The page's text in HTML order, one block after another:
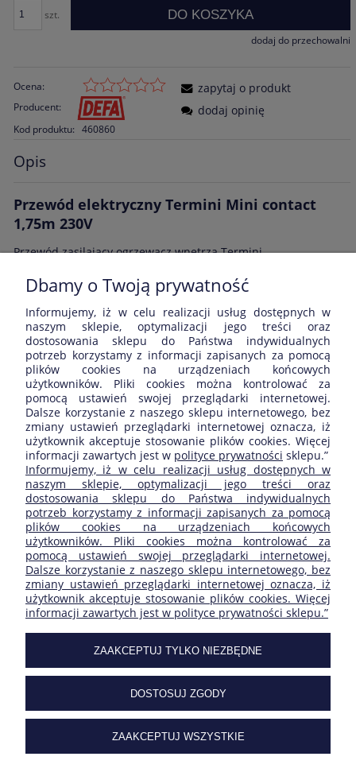
szt. DO KOSZYKA
dodaj do przechowalni
Ocena:
Producent:
Kod produktu: 460860
zapytaj o produkt
dodaj opinię
Opis
Przewód elektryczny Termini Mini contact
1,75m 230V
Przewód zasilający ogrzewacz wnętrza Termini.
Opinie o produkcie (0)
Wyświetlane są wszystkie opinie (pozytywne i negatywne). Nie
weryfikujemy, czy pochodzą one od klientów, którzy kupili dany
produkt.
ZAKUPY
POMOC
MOJE KONTO
INFORMACJE
SKLEP FIRMY:
| ul. Ogrodowa 27/29 | 05-092 Łomianki | Masovian
Voivodeship | tel.227517506| e-mail:sklep@carclimat.pl| NIP:
Dbamy o Twoją prywatność
Informujemy, iż w celu realizacji usług dostępnych w
naszym sklepie, optymalizacji jego treści oraz
dostosowania sklepu do Państwa indywidualnych
potrzeb korzystamy z informacji zapisanych za pomocą
plików cookies na urządzeniach końcowych
użytkowników. Pliki cookies można kontrolować za
pomocą ustawień swojej przeglądarki internetowej.
Dalsze korzystanie z naszego sklepu internetowego, bez
zmiany ustawień przeglądarki internetowej oznacza, iż
użytkownik akceptuje stosowanie plików cookies. Więcej
informacji zawartych jest w polityce prywatności sklepu.”
Informujemy, iż w celu realizacji usług dostępnych w
naszym sklepie, optymalizacji jego treści oraz
dostosowania sklepu do Państwa indywidualnych
potrzeb korzystamy z informacji zapisanych za pomocą
plików cookies na urządzeniach końcowych
użytkowników. Pliki cookies można kontrolować za
pomocą ustawień swojej przeglądarki internetowej.
Dalsze korzystanie z naszego sklepu internetowego, bez
zmiany ustawień przeglądarki internetowej oznacza, iż
użytkownik akceptuje stosowanie plików cookies. Więcej
informacji zawartych jest w polityce prywatności sklepu.”
ZAAKCEPTUJ TYLKO NIEZBĘDNE
DOSTOSUJ ZGODY
ZAAKCEPTUJ WSZYSTKIE